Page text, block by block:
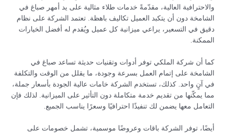
والاحترافية العالية، مقدّمةً خدمات طلاء مثالية على يد أمهر صباغ في
الشامخة دون أن يتكبد العميل تكاليف باهظة. تعتمد الشركة على نظام
دقيق في التسعير، يراعي ميزانية كل عميل ويُقدم له أفضل الخيارات
الممكنة.
كما أن شركة الملكي توفر أدوات وتقنيات حديثة تساعد صباغ في
الشامخة على إتمام العمل بسرعة وجودة، ما يقلل من الوقت والتكلفة
في آنٍ واحد. كذلك، تستخدم الشركة خامات عالية الجودة بأسعار جملة،
مما يمكّنها من تقديم خدمة متكاملة دون التأثير على الميزانية. لذلك فإن
التعامل معها يضمن لك تنفيذًا احترافيًا وسعرًا يناسب الجميع.
أيضًا، توفر الشركة باقات وعروضًا موسمية، تشمل خصومات على